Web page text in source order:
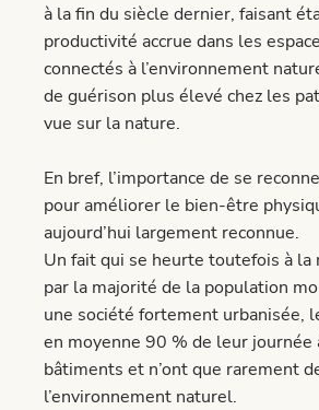
à la fin du siècle dernier, faisant
productivité accrue dans les
connectés à l’environnement
de guérison plus élevé chez les
vue sur la nature.
En bref, l’importance de se
pour améliorer le bien-être
aujourd’hui largement reconnue.
Un fait qui se heurte toutefois à la
par la majorité de la population
une société fortement urbanisée,
en moyenne 90 % de leur journée
bâtiments et n’ont que rarement
l’environnement naturel.